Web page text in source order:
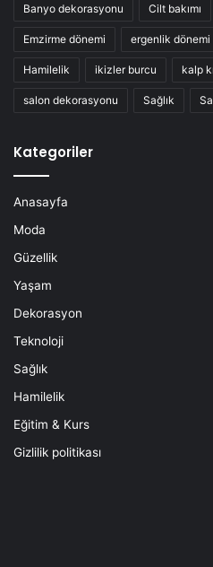
Banyo dekorasyonu Cilt bakımı
Emzirme dönemi ergenlik dönemi
Hamilelik ikizler burcu kalp
salon dekorasyonu Sağlık
Kategoriler
Anasayfa
Moda
Güzellik
Yaşam
Dekorasyon
Teknoloji
Sağlık
Hamilelik
Eğitim & Kurs
Gizlilik politikası